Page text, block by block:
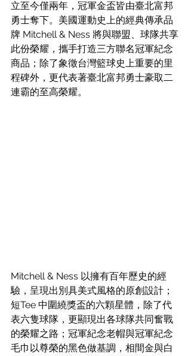
立至今僅兩年，冠軍金盃皆由臺北富邦
勇士奪下。美國運動史上的經典傳承品
牌 Mitchell & Ness 將與聯盟、球隊共享
此份榮耀，攜手打造三方聯名冠軍紀念
商品；除了象徵台灣籃球史上重要的里
程碑外，更代表著臺北富邦勇士豪取二
連霸的至高榮耀。
Mitchell & Ness 以擁有百年歷史的經
驗，呈現出別具美式風格的原創設計；
短Tee 中圍繞獎盃的六顆星體，除了代
表六隻球隊，更顯現出各球隊共同奮戰
的榮耀之路；冠軍紀念老帽與冠軍紀念
毛巾以尊榮的黑色做基調，相間金與白